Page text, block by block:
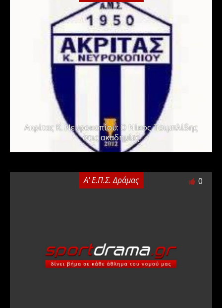
Ακρίτας Κ. Νευροκοπίου: Ο Νίκος Τσιμπλίδης
στις ακαδημίες
Α' Ε.Π.Σ. Δράμας 0